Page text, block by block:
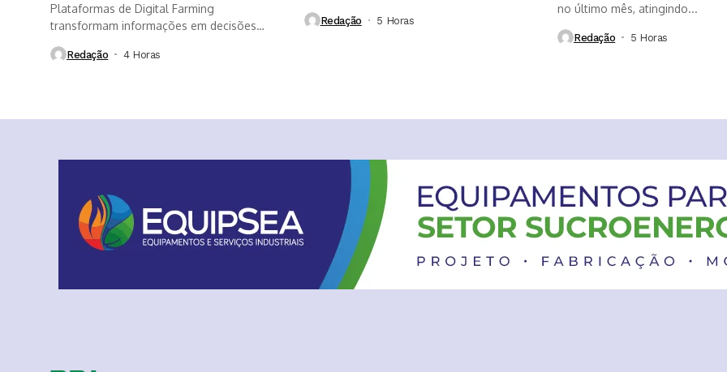
Plataformas de Digital Farming
transformam informações em decisões
Redação 4 Horas ⁮
Redação 5 Horas ⁮
no último mês, atingindo...
Redação 5 Horas ⁮